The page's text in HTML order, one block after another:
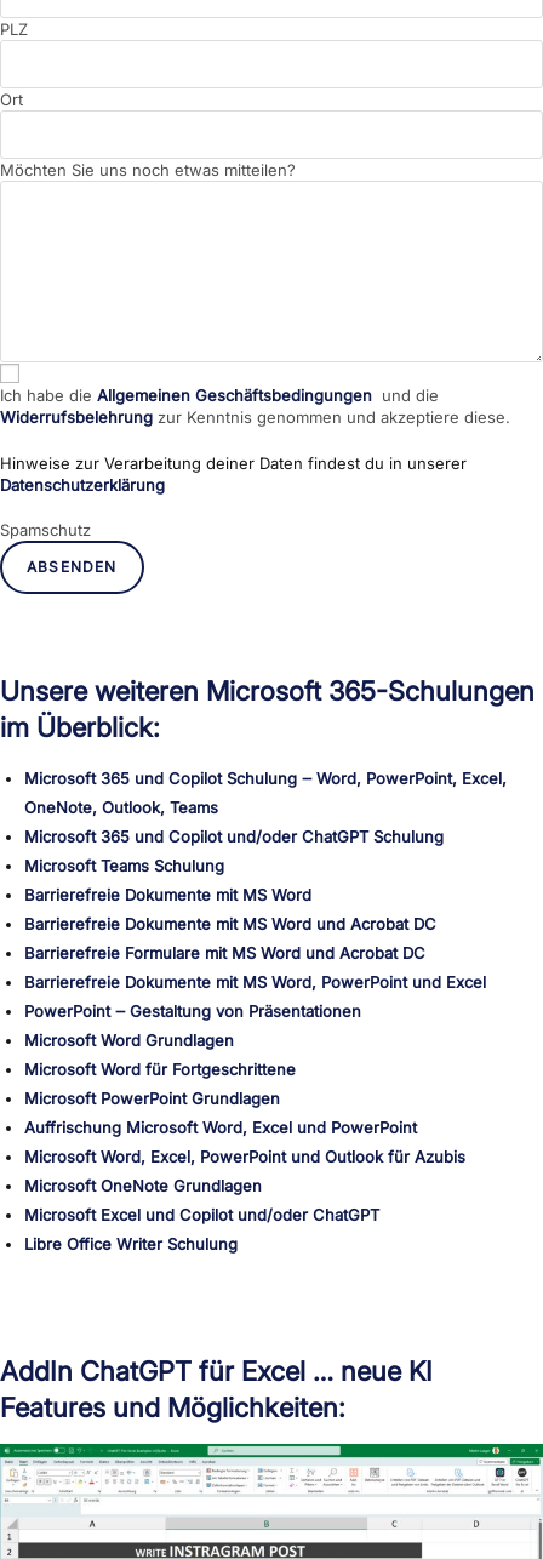
PLZ
Ort
Möchten Sie uns noch etwas mitteilen?
Ich habe die Allgemeinen Geschäftsbedingungen und die
Widerrufsbelehrung zur Kenntnis genommen und akzeptiere diese.
Hinweise zur Verarbeitung deiner Daten findest du in unserer
Datenschutzerklärung
Spamschutz
ABSENDEN
Unsere weiteren Microsoft 365-Schulungen
im Überblick:
Microsoft 365 und Copilot Schulung ‒ Word, PowerPoint, Excel,
OneNote, Outlook, Teams
Microsoft 365 und Copilot und/oder ChatGPT Schulung
Microsoft Teams Schulung
Barrierefreie Dokumente mit MS Word
Barrierefreie Dokumente mit MS Word und Acrobat DC
Barrierefreie Formulare mit MS Word und Acrobat DC
Barrierefreie Dokumente mit MS Word, PowerPoint und Excel
PowerPoint ‒ Gestaltung von Präsentationen
Microsoft Word Grundlagen
Microsoft Word für Fortgeschrittene
Microsoft PowerPoint Grundlagen
Auffrischung Microsoft Word, Excel und PowerPoint
Microsoft Word, Excel, PowerPoint und Outlook für Azubis
Microsoft OneNote Grundlagen
Microsoft Excel und Copilot und/oder ChatGPT
Libre Office Writer Schulung
AddIn ChatGPT für Excel … neue KI
Features und Möglichkeiten: